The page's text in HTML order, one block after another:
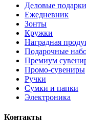
Деловые подарки
Ежедневник
Зонты
Кружки
Наградная
Подарочные
Премиум
Промо-сувениры
Ручки
Сумки и папки
Электроника
Контакты